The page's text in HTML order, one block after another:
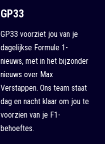
GP33
GP33 voorziet jou van je
dagelijkse Formule 1-
nieuws, met in het bijzonder
nieuws over Max
Verstappen. Ons team staat
dag en nacht klaar om jou te
voorzien van je F1-
behoeftes.